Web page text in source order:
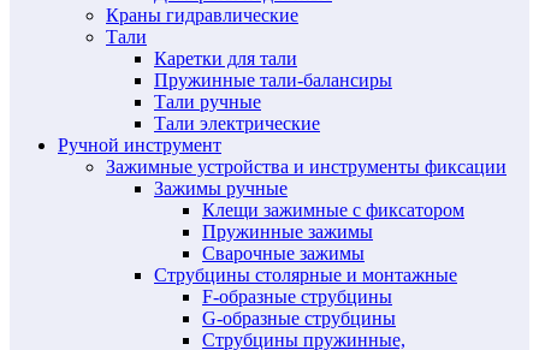
Краны гидравлические
Тали
Каретки для тали
Пружинные тали-балансиры
Тали ручные
Тали электрические
Ручной инструмент
Зажимные устройства и инструменты фиксации
Зажимы ручные
Клещи зажимные с фиксатором
Пружинные зажимы
Сварочные зажимы
Струбцины столярные и монтажные
F-образные струбцины
G-образные струбцины
Струбцины пружинные,